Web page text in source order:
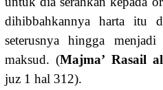
dihibbahkannya harta itu
seterusnya hingga
maksud. (Majma’ Rasail
juz 1 hal 312).